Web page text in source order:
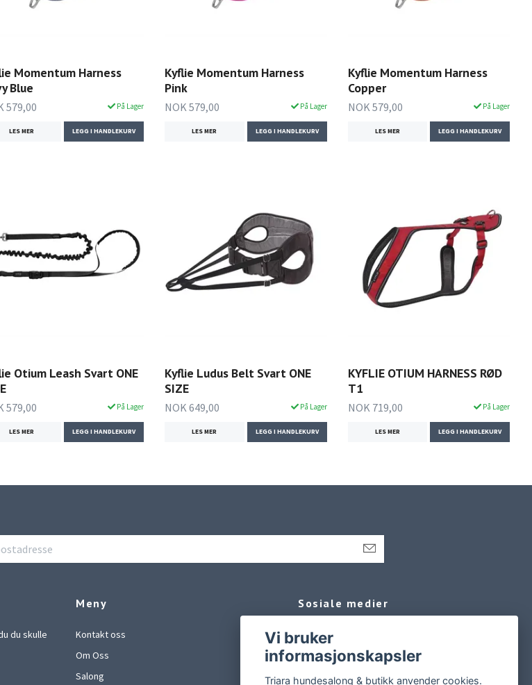
Momentum Harness
Blue
579,00 På Lager
LES MER LEGG I HANDLEKURV
Kyflie Momentum Harness
Pink
NOK 579,00 På Lager
LES MER LEGG I HANDLEKURV
Kyflie Momentum Harness
Copper
NOK 579,00 På Lager
LES MER LEGG I HANDLEKURV
Otium Leash Svart ONE
579,00 På Lager
LES MER LEGG I HANDLEKURV
Kyflie Ludus Belt Svart ONE
SIZE
NOK 649,00 På Lager
LES MER LEGG I HANDLEKURV
KYFLIE OTIUM HARNESS RØD
T1
NOK 719,00 På Lager
LES MER LEGG I HANDLEKURV
du skulle
Meny
Kontakt oss
Om Oss
Salong
Sosiale medier
Facebook
Instagram
Vi bruker
informasjonskapsler
Triara hundesalong & butikk anvender cookies.